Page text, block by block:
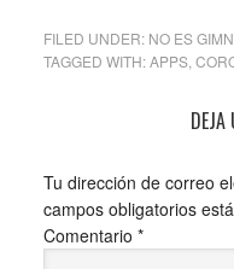
FILED UNDER: NO ES
TAGGED WITH:APPS,
DEJA
Tu dirección de correo
campos obligatorios
Comentario *